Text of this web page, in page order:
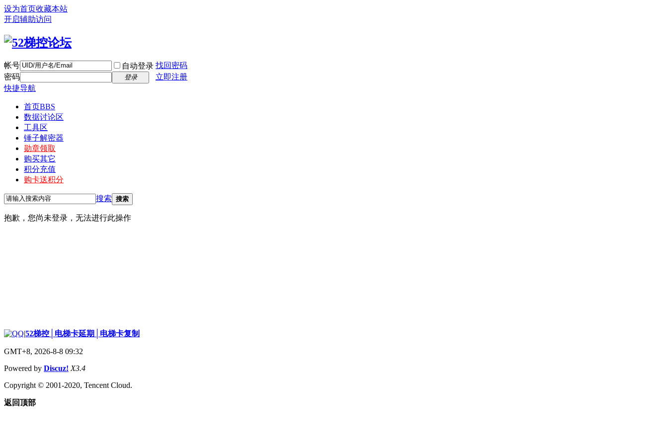
设为首页收藏本站
开启辅助访问
帐号 自动登录 找回密码
密码
登录
立即注册
快捷导航
首页BBS
数据讨论区
工具区
锤子解密器
勋章领取
购买其它
积分充值
购卡送积分
搜索 搜索
抱歉，您尚未登录，无法进行此操作
|52梯控│电梯卡延期│电梯卡复制
GMT+8, 2026-8-8 09:32
Powered by Discuz! X3.4
Copyright © 2001-2020, Tencent Cloud.
返回顶部